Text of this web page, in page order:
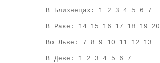
В Близнецах: 1 2 3 4 5 6 7
В Раке: 14 15 16 17 18 19 20
Во Льве: 7 8 9 10 11 12 13
В Деве: 1 2 3 4 5 6 7